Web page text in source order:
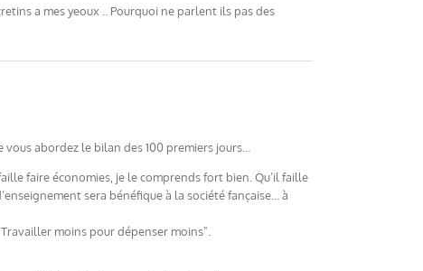
a mes yeoux .. Pourquoi ne parlent ils pas des
abordez le bilan des 100 premiers jours…
faire économies, je le comprends fort bien. Qu’il faille
sera bénéfique à la société fançaise… à
moins pour dépenser moins".